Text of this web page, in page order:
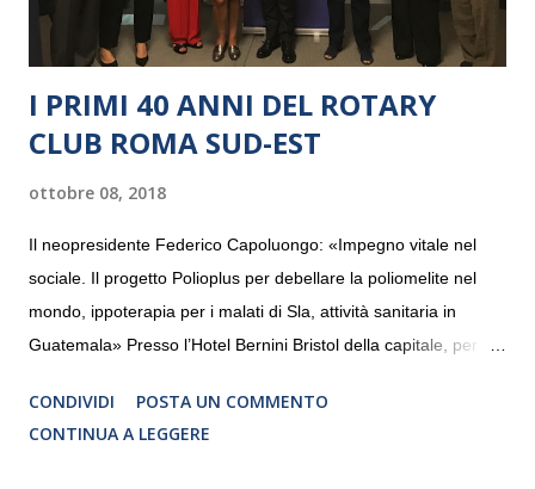
I PRIMI 40 ANNI DEL ROTARY
CLUB ROMA SUD-EST
ottobre 08, 2018
Il neopresidente Federico Capoluongo: «Impegno vitale nel
sociale. Il progetto Polioplus per debellare la poliomelite nel
mondo, ippoterapia per i malati di Sla, attività sanitaria in
Guatemala» Presso l’Hotel Bernini Bristol della capitale, per la
programmazione del Rotary Club Roma Sud-Est che festeggia
i quaranta anni di attività. Un’occasione per raccontare al
CONDIVIDI
POSTA UN COMMENTO
CONTINUA A LEGGERE